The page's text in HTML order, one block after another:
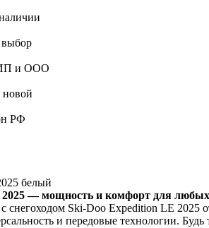
выбор
ИП и ООО
новой
РФ
белый
— мощность и комфорт для любых
Ski-Doo Expedition LE 2025
и передовые технологии.